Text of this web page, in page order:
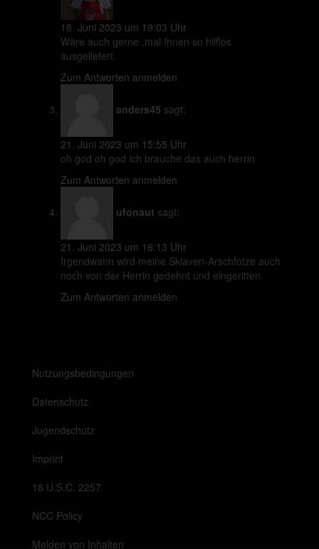
18. Juni 2023 um 19:03 Uhr
Wäre auch gerne ,mal Ihnen so hilflos
ausgeliefert.
Zum Antworten anmelden
anders45 sagt:
21. Juni 2023 um 15:55 Uhr
oh god oh god ich brauche das auch herrin
Zum Antworten anmelden
ufonaut sagt:
21. Juni 2023 um 16:13 Uhr
Irgendwann wird meine Sklaven-Arschfotze auch
noch von der Herrin gedehnt und eingeritten.
Zum Antworten anmelden
Nutzungsbedingungen
Datenschutz
Jugendschutz
Imprint
18 U.S.C. 2257
NCC Policy
Melden von Inhalten